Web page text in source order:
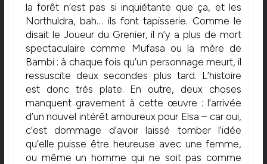
la forêt n’est pas si inquiétante que ça, et les
Northuldra, bah… ils font tapisserie. Comme le
disait le Joueur du Grenier, il n’y a plus de mort
spectaculaire comme Mufasa ou la mère de
Bambi : à chaque fois qu’un personnage meurt, il
ressuscite deux secondes plus tard. L’histoire
est donc très plate. En outre, deux choses
manquent gravement à cette œuvre : l’arrivée
d’un nouvel intérêt amoureux pour Elsa – car oui,
c’est dommage d’avoir laissé tomber l’idée
qu’elle puisse être heureuse avec une femme,
ou même un homme qui ne soit pas comme